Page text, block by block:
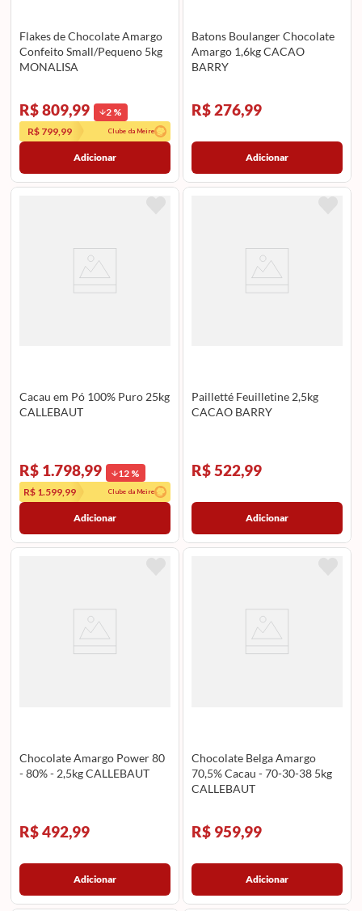
Flakes de Chocolate Amargo
Confeito Small/Pequeno 5kg
MONALISA
R$ 809,99 2%
R$ 799,99
Clube da Meire
Adicionar
Batons Boulanger Chocolate
Amargo 1,6kg CACAO
BARRY
R$ 276,99
Adicionar
Cacau em Pó 100% Puro 25kg
CALLEBAUT
R$ 1.798,99 12%
R$ 1.599,99
Clube da Meire
Adicionar
Pailletté Feuilletine 2,5kg
CACAO BARRY
R$ 522,99
Adicionar
Chocolate Amargo Power 80
- 80% - 2,5kg CALLEBAUT
R$ 492,99
Adicionar
Chocolate Belga Amargo
70,5% Cacau - 70-30-38 5kg
CALLEBAUT
R$ 959,99
Adicionar